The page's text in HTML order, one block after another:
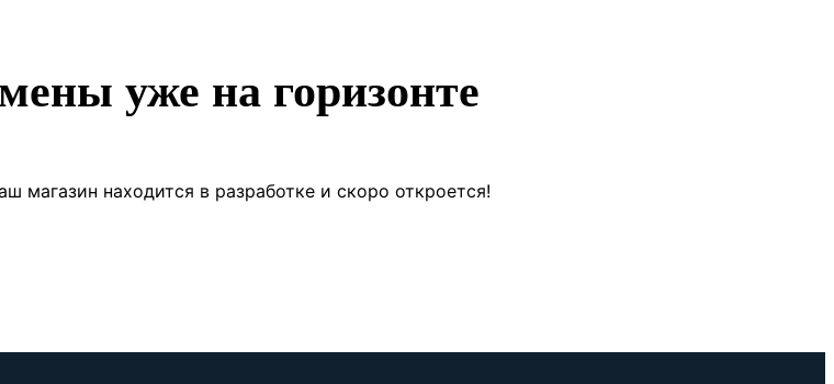
уже на горизонте
магазин находится в разработке и скоро откроется!